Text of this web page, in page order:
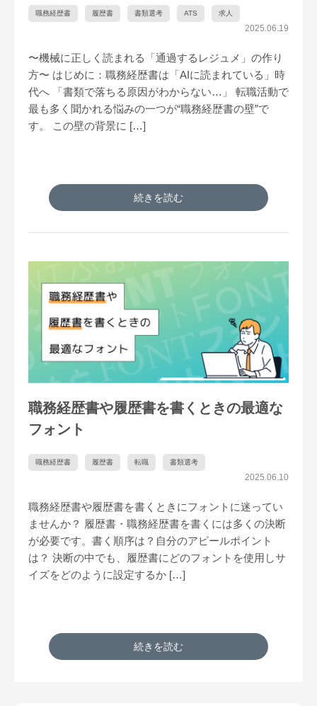
職務経歴書 履歴書 書類選考 ATS 求人
2025.06.19
〜機械に正しく読まれる「通過するレジュメ」の作り
方〜 はじめに：職務経歴書は「AIに読まれている」時
代へ 「書類で落ちる原因がわからない…」 転職活動で
最も多く聞かれる悩みの一つが“職務経歴書の壁”で
す。 この壁の背景に […]
続きを読む
職務経歴書や履歴書を書くときの最適な
フォント
職務経歴書 履歴書 転職 書類選考
2025.06.10
職務経歴書や履歴書を書くときにフォントに迷ってい
ませんか？ 履歴書・職務経歴書を書くには多くの決断
が必要です。書く順序は？自分のアピールポイント
は？ 決断の中でも、履歴書にどのフォントを使用しサ
イズをどのように設定するか […]
続きを読む